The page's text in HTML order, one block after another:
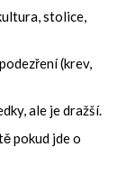
stolice,
(krev,
ale je dražší.
pokud jde o